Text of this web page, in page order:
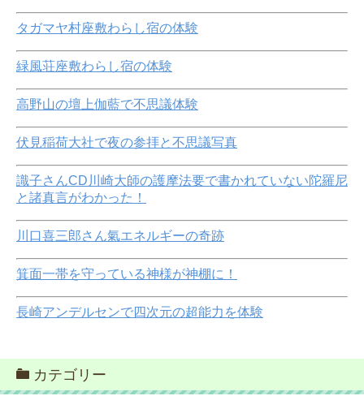
タガマヤ村座敷わらし宿の体験
緑風荘座敷わらし宿の体験
高野山の壇上伽藍で不思議体験
伏見稲荷大社で夜の参拝と不思議写真
識子さんCD川崎大師の護摩法要で書かれていない陀羅尼
と諸真言がわかった！
川口喜三郎さん氣エネルギーの奇跡
箕面一帯を守っている神様が神棚に！
長崎アンデルセンで四次元の超能力を体験
カテゴリー